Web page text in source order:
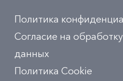
Политика
Согласие на
данных
Политика Сookie